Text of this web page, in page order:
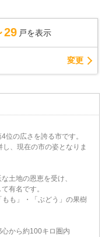
29 戸を表示
変更
の広さを誇る市です。
、現在の市の姿となりま
土地の恩恵を受け、
有名です。
も」・「ぶどう」の果樹
から約100キロ圏内